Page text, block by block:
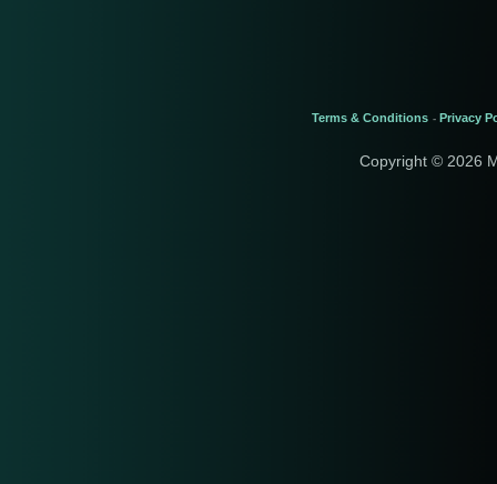
Terms & Conditions - Privacy
Copyright © 2026